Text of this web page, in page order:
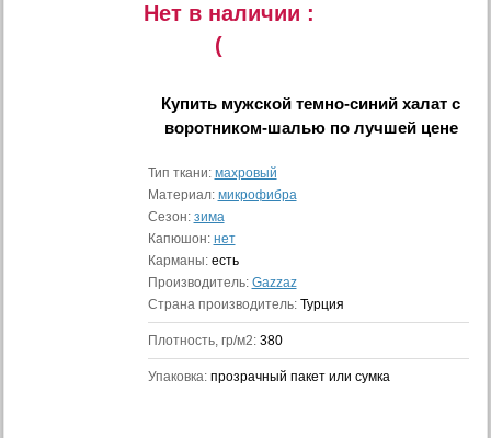
Нет в наличии :
(
Купить мужской темно-синий халат с
воротником-шальюпо лучшей цене
Тип ткани: махровый
Материал: микрофибра
Сезон: зима
Капюшон: нет
Карманы: есть
Производитель: Gazzaz
Страна производитель: Турция
Плотность, гр/м2: 380
Упаковка: прозрачный пакет или сумка